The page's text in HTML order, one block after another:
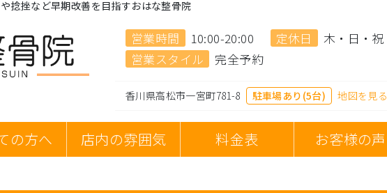
捻挫など早期改善を目指すおはな整骨院
営業時間 10:00-20:00 定休日
木・日・祝
営業スタイル
完全予約
香川県高松市一宮町781-8 駐車場あり(5台) 地図を見る
の方へ 店内の雰囲気 料金表 お客様の声